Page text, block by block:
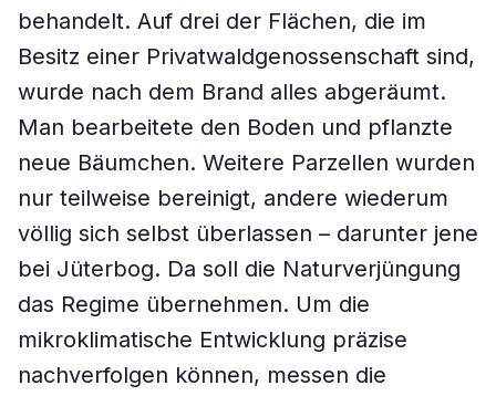
behandelt. Auf drei der Flächen, die im
Besitz einer Privatwaldgenossenschaft sind,
wurde nach dem Brand alles abgeräumt.
Man bearbeitete den Boden und pflanzte
neue Bäumchen. Weitere Parzellen wurden
nur teilweise bereinigt, andere wiederum
völlig sich selbst überlassen – darunter jene
bei Jüterbog. Da soll die Naturverjüngung
das Regime übernehmen. Um die
mikroklimatische Entwicklung präzise
nachverfolgen können, messen die